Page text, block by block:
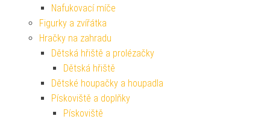
Nafukovací míče
Figurky a zvířátka
Hračky na zahradu
Dětská hřiště a prolézačky
Dětská hřiště
Dětské houpačky a houpadla
Pískoviště a doplňky
Pískoviště